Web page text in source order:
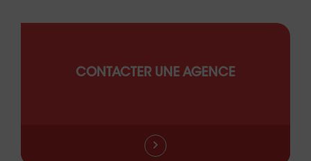
CONTACTER UNE AGENCE